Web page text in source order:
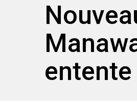
entente